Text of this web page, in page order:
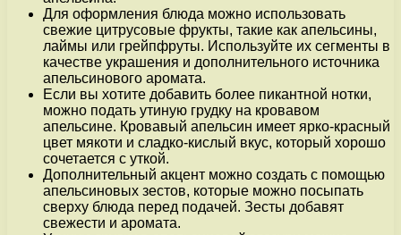
Для оформления блюда можно использовать
свежие цитрусовые фрукты, такие как апельсины,
лаймы или грейпфруты. Используйте их сегменты в
качестве украшения и дополнительного источника
апельсинового аромата.
Если вы хотите добавить более пикантной нотки,
можно подать утиную грудку на кровавом
апельсине. Кровавый апельсин имеет ярко-красный
цвет мякоти и сладко-кислый вкус, который хорошо
сочетается с уткой.
Дополнительный акцент можно создать с помощью
апельсиновых зестов, которые можно посыпать
сверху блюда перед подачей. Зесты добавят
свежести и аромата.